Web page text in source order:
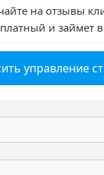
на отзывы
и займет
управление